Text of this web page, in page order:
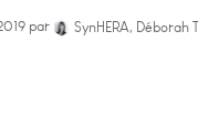
par SynHERA, Déborah